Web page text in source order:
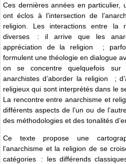
Ces dernières années en particulier,
ont éclos à l’intersection de
religion. Les interactions entre la
diverses : il arrive que les
appréciation de la religion ;
formulent une théologie en dialogue
on se concentre quelquefois sur
anarchistes d’aborder la religion ;
religieux qui sont interprétés dans le
La rencontre entre anarchisme et
différents aspects de l’un ou de
des méthodologies et des tonalités
Ce texte propose une
l’anarchisme et la religion de se
catégories : les différends